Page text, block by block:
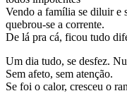
Vendo a família se diluir e
quebrou-se a corrente.
De lá pra cá, ficou tudo
Um dia tudo, se desfez.
Sem afeto, sem atenção.
Se foi o calor, cresceu o